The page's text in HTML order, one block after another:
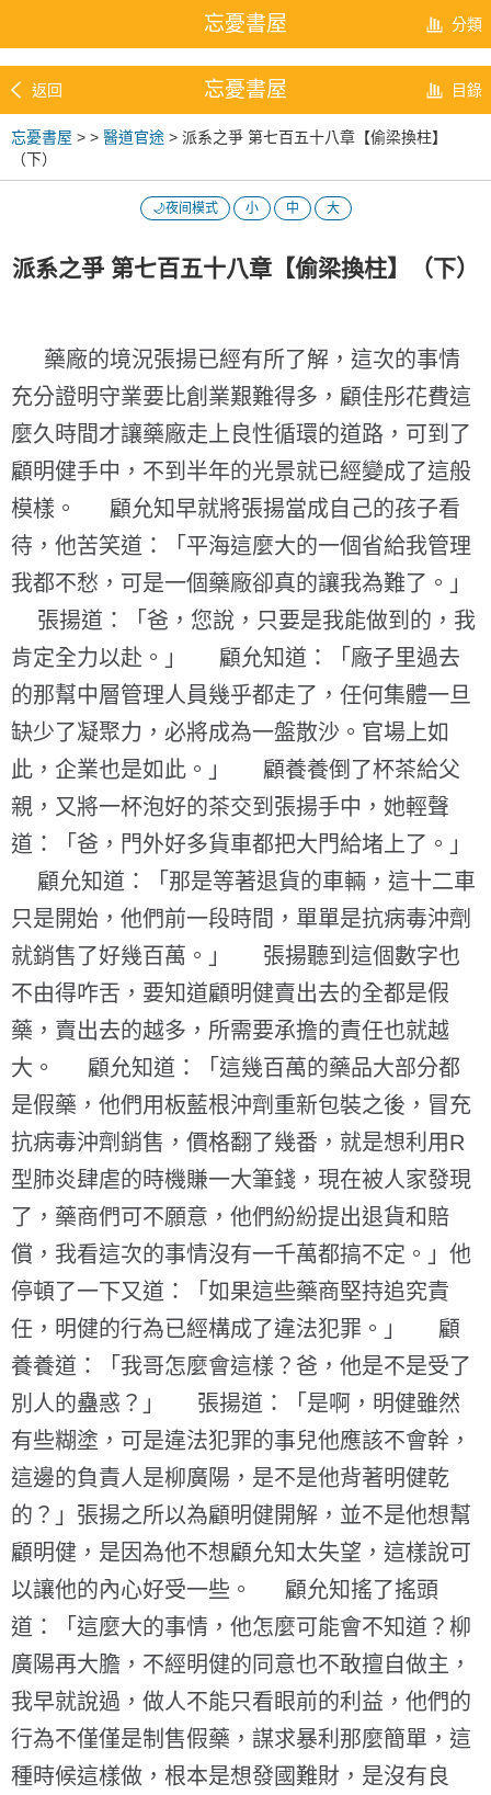
忘憂書屋 分類
返回 忘憂書屋 目錄
忘憂書屋 > > 醫道官途 > 派系之爭 第七百五十八章【偷梁換柱】
（下）
🌙夜间模式 小 中 大
派系之爭 第七百五十八章【偷梁換柱】（下）
藥廠的境況張揚已經有所了解，這次的事情
充分證明守業要比創業艱難得多，顧佳彤花費這
麼久時間才讓藥廠走上良性循環的道路，可到了
顧明健手中，不到半年的光景就已經變成了這般
模樣。 顧允知早就將張揚當成自己的孩子看
待，他苦笑道：「平海這麼大的一個省給我管理
我都不愁，可是一個藥廠卻真的讓我為難了。」
張揚道：「爸，您說，只要是我能做到的，我
肯定全力以赴。」 顧允知道：「廠子里過去
的那幫中層管理人員幾乎都走了，任何集體一旦
缺少了凝聚力，必將成為一盤散沙。官場上如
此，企業也是如此。」 顧養養倒了杯茶給父
親，又將一杯泡好的茶交到張揚手中，她輕聲
道：「爸，門外好多貨車都把大門給堵上了。」
顧允知道：「那是等著退貨的車輛，這十二車
只是開始，他們前一段時間，單單是抗病毒沖劑
就銷售了好幾百萬。」 張揚聽到這個數字也
不由得咋舌，要知道顧明健賣出去的全都是假
藥，賣出去的越多，所需要承擔的責任也就越
大。 顧允知道：「這幾百萬的藥品大部分都
是假藥，他們用板藍根沖劑重新包裝之後，冒充
抗病毒沖劑銷售，價格翻了幾番，就是想利用R
型肺炎肆虐的時機賺一大筆錢，現在被人家發現
了，藥商們可不願意，他們紛紛提出退貨和賠
償，我看這次的事情沒有一千萬都搞不定。」他
停頓了一下又道：「如果這些藥商堅持追究責
任，明健的行為已經構成了違法犯罪。」 顧
養養道：「我哥怎麼會這樣？爸，他是不是受了
別人的蠱惑？」 張揚道：「是啊，明健雖然
有些糊塗，可是違法犯罪的事兒他應該不會幹，
這邊的負責人是柳廣陽，是不是他背著明健乾
的？」張揚之所以為顧明健開解，並不是他想幫
顧明健，是因為他不想顧允知太失望，這樣說可
以讓他的內心好受一些。 顧允知搖了搖頭
道：「這麼大的事情，他怎麼可能會不知道？柳
廣陽再大膽，不經明健的同意也不敢擅自做主，
我早就說過，做人不能只看眼前的利益，他們的
行為不僅僅是制售假藥，謀求暴利那麼簡單，這
種時候這樣做，根本是想發國難財，是沒有良